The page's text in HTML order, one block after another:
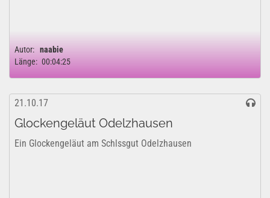
Autor: naabie
Länge: 00:04:25
21.10.17
Glockengeläut Odelzhausen
Ein Glockengeläut am Schlssgut Odelzhausen